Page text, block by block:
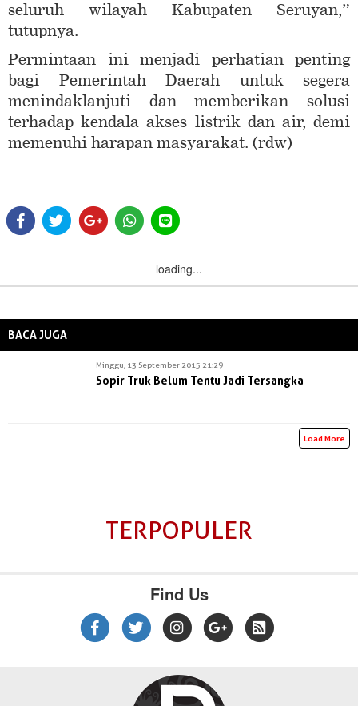
seluruh wilayah Kabupaten Seruyan,”
tutupnya.
Permintaan ini menjadi perhatian penting
bagi Pemerintah Daerah untuk segera
menindaklanjuti dan memberikan solusi
terhadap kendala akses listrik dan air, demi
memenuhi harapan masyarakat. (rdw)
loading...
BACA JUGA
Minggu, 13 September 2015 21:29
Sopir Truk Belum Tentu Jadi Tersangka
Load More
TERPOPULER
Find Us